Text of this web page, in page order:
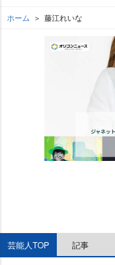
ホーム 藤江れいな
芸能人TOP 記事